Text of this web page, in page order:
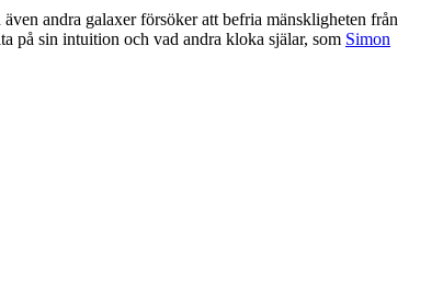
andra galaxer försöker att befria mänskligheten från
på sin intuition och vad andra kloka själar, som Simon